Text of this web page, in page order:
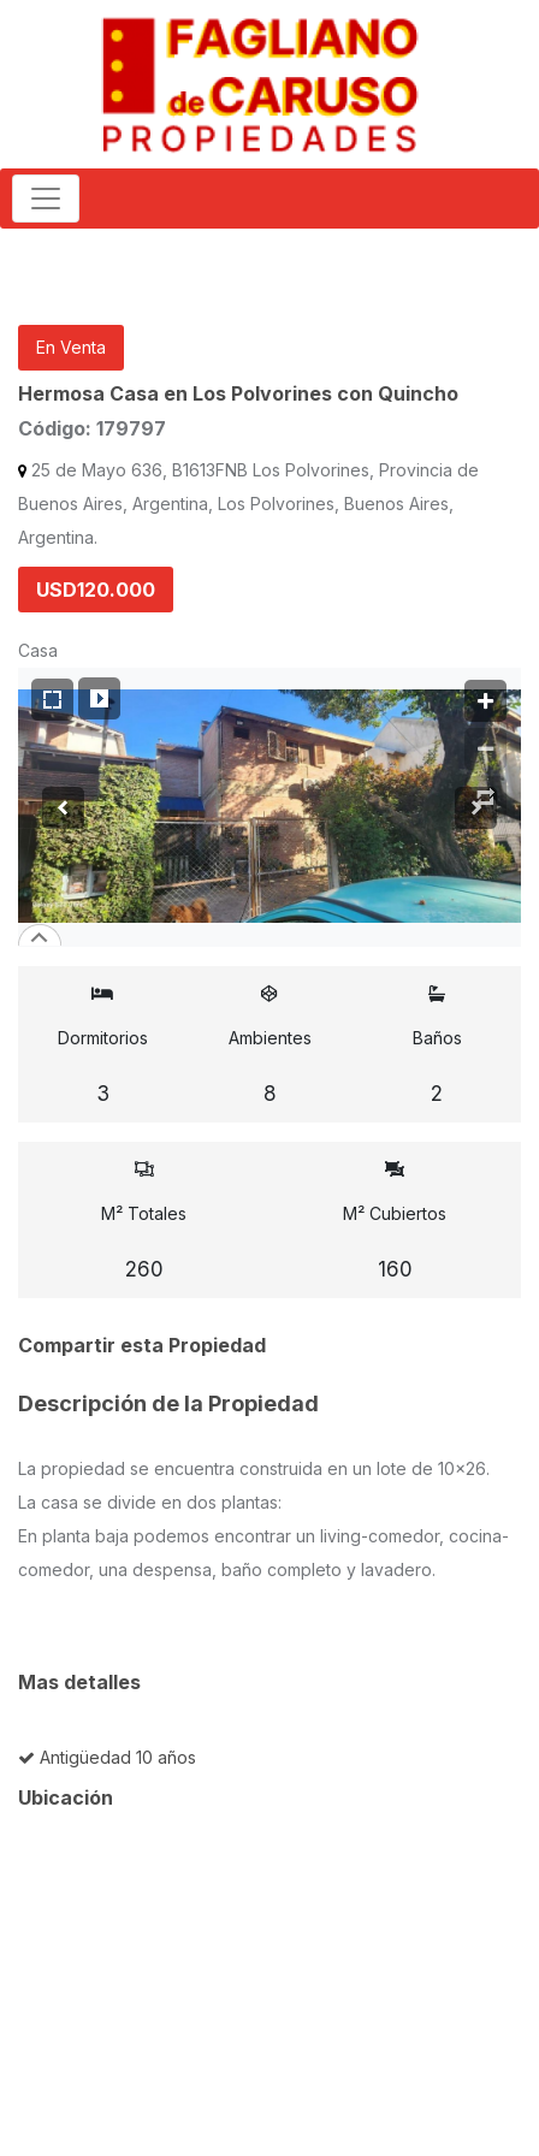
En Venta
Hermosa Casa en Los Polvorines con Quincho
Código: 179797
25 de Mayo 636, B1613FNB Los Polvorines, Provincia de
Buenos Aires, Argentina, Los Polvorines, Buenos Aires,
Argentina.
USD120.000
Casa
Dormitorios
3
Ambientes
8
Baños
2
M² Totales
260
M² Cubiertos
160
Compartir esta Propiedad
Descripción de la Propiedad
La propiedad se encuentra construida en un lote de 10x26.
La casa se divide en dos plantas:
En planta baja podemos encontrar un living-comedor, cocina-
comedor, una despensa, baño completo y lavadero.
Mas detalles
Antigüedad 10 años
Ubicación